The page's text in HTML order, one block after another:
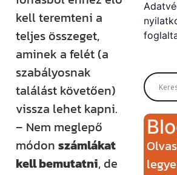
kell teremteni a
teljes összeget,
aminek a felét (a
szabályosnak
találást követően)
vissza lehet kapni.
– Nem meglepő
módonszámlákat
kell bemutatni, de